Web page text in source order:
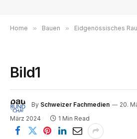
Home » Bauen » Eidgenössisches Raumplanungsgesetz –
Bild1
By Schweizer Fachmedien 20.
März 2024
1 Min Read